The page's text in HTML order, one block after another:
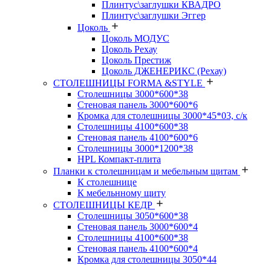
Плинтус\заглушки КВАДРО
Плинтус\заглушки Эггер
Цоколь
Цоколь МОДУС
Цоколь Рехау
Цоколь Престиж
Цоколь ДЖЕНЕРИКС (Рехау)
СТОЛЕШНИЦЫ FORMA &STYLE
Столешницы 3000*600*38
Стеновая панель 3000*600*6
Кромка для столешницы 3000*45*03, с/к
Столешницы 4100*600*38
Стеновая панель 4100*600*6
Столешницы 3000*1200*38
HPL Компакт-плита
Планки к столешницам и мебельным щитам
К столешнице
К мебельнному щиту
СТОЛЕШНИЦЫ КЕДР
Столешницы 3050*600*38
Стеновая панель 3000*600*4
Столешницы 4100*600*38
Стеновая панель 4100*600*4
Кромка для столешницы 3050*44